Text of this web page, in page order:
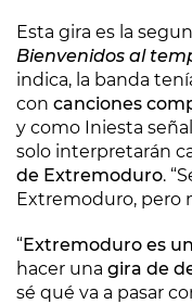
Esta gira es la
Bienvenidos al
indica, la banda
con canciones
y como Iniesta
solo interpretarán
de Extremoduro.
Extremoduro, pero
“Extremoduro es
hacer una gira de
sé qué va a pasar